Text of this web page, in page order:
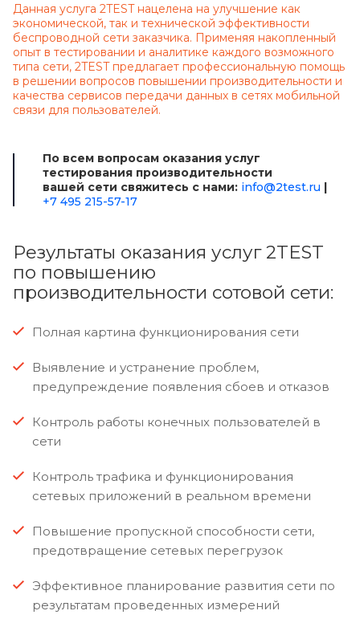
Данная услуга 2TEST нацелена на улучшение как
экономической, так и технической эффективности
беспроводной сети заказчика. Применяя накопленный
опыт в тестировании и аналитике каждого возможного
типа сети, 2TEST предлагает профессиональную помощь
в решении вопросов повышении производительности и
качества сервисов передачи данных в сетях мобильной
связи для пользователей.
По всем вопросам оказания услуг
тестирования производительности
вашей сети свяжитесь с нами: info@2test.ru |
+7 495 215-57-17
Результаты оказания услуг 2TEST
по повышению
производительности сотовой сети:
Полная картина функционирования сети
Выявление и устранение проблем,
предупреждение появления сбоев и отказов
Контроль работы конечных пользователей в
сети
Контроль трафика и функционирования
сетевых приложений в реальном времени
Повышение пропускной способности сети,
предотвращение сетевых перегрузок
Эффективное планирование развития сети по
результатам проведенных измерений